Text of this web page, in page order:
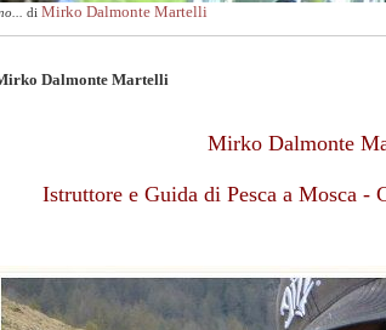
di Mirko Dalmonte Martelli
Dalmonte Martelli
Mirko Dalmonte
Istruttore e Guida di Pesca a Mosca -